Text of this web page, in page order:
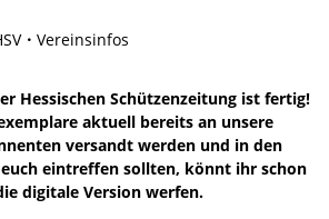
Vereinsinfos
Hessischen Schützenzeitung ist fertig!
aktuell bereits an unsere
versandt werden und in den
euch eintreffen sollten, könnt ihr schon
digitale Version werfen.